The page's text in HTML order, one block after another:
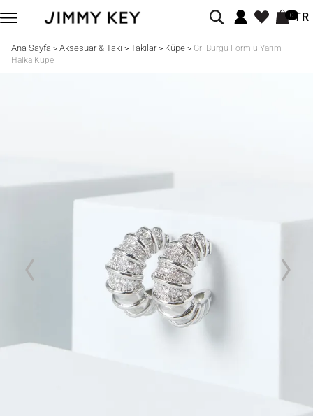
0TR
Ana Sayfa > Aksesuar & Takı > Takılar> Küpe> Gri Burgu Formlu Yarım
Halka Küpe